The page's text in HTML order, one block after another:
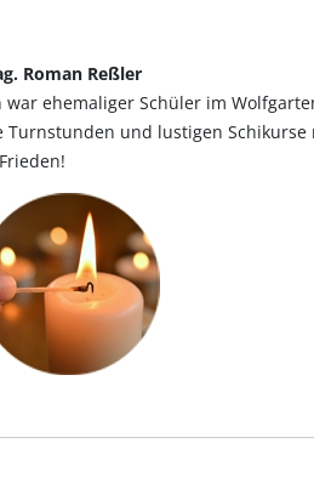
Roman Reßler
war ehemaliger Schüler im
Turnstunden und lustigen